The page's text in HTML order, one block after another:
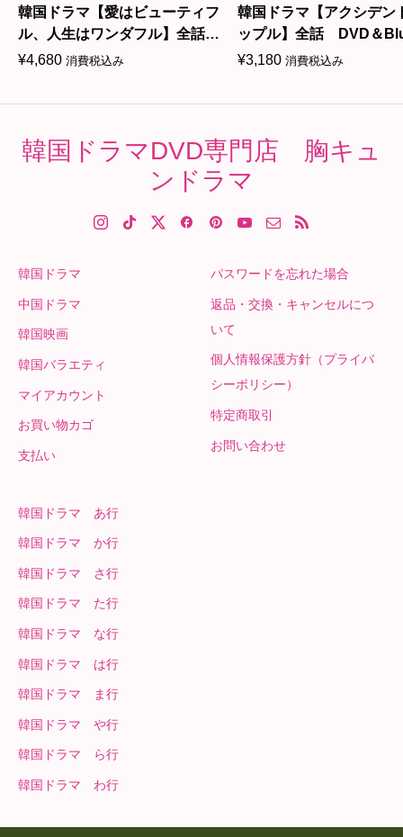
韓国ドラマ【愛はビューティフ
ル、人生はワンダフル】全話
Blu-ray
¥4,680 消費税込み
韓国ドラマ【アクシデン
ップル】全話 DVD＆
¥3,180 消費税込み
韓国ドラマDVD専門店 胸キュ
ンドラマ
韓国ドラマ
中国ドラマ
韓国映画
韓国バラエティ
マイアカウント
お買い物カゴ
支払い
パスワードを忘れた場合
返品・交換・キャンセルにつ
いて
個人情報保護方針（プライバ
シーポリシー）
特定商取引
お問い合わせ
韓国ドラマ あ行
韓国ドラマ か行
韓国ドラマ さ行
韓国ドラマ た行
韓国ドラマ な行
韓国ドラマ は行
韓国ドラマ ま行
韓国ドラマ や行
韓国ドラマ ら行
韓国ドラマ わ行